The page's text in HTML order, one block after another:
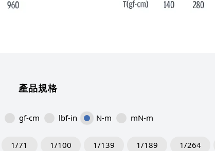
產品規格
gf-cm lbf-in N-m mN-m
1/71 1/100 1/139 1/189 1/264